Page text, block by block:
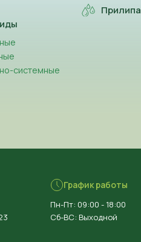
системные
График работы
Пн-Пт: 09:00 - 18:00
Сб-ВС: Выходной